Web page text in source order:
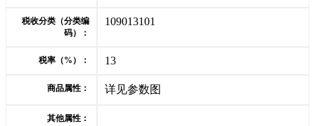
税收分类（分类编
码）：
109013101
税率（%）： 13
商品属性： 详见参数图
其他属性：